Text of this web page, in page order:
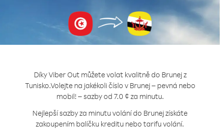
Díky Viber Out můžete volat kvalitně do Brunej z
Tunisko.Volejte na jakékoli číslo v Brunej – pevná nebo
mobil! – sazby od 7.0 ¢ za minutu.
Nejlepší sazby za minutu volání do Brunej získáte
zakoupením balíčku kreditu nebo tarifu volání.